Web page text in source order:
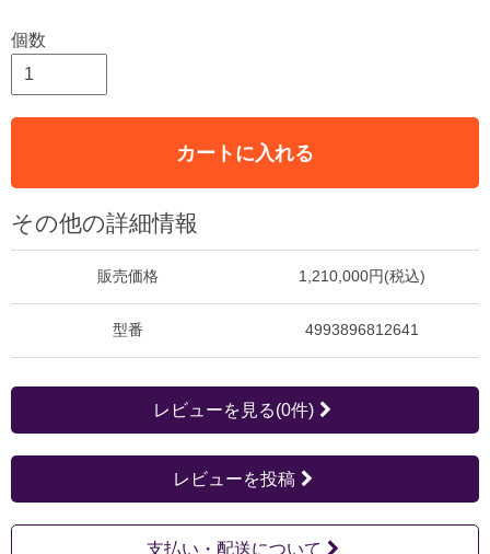
個数
カートに入れる
その他の詳細情報
販売価格 1,210,000円(税込)
型番 4993896812641
レビューを見る(0件)
レビューを投稿